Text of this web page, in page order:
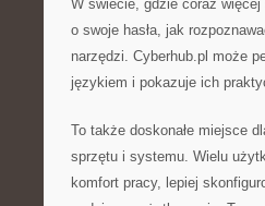
W świecie, gdzie coraz
o swoje hasła, jak
narzędzi. Cyberhub.pl może
językiem i pokazuje ich
To także doskonałe miejsce
sprzętu i systemu. Wielu
komfort pracy, lepiej